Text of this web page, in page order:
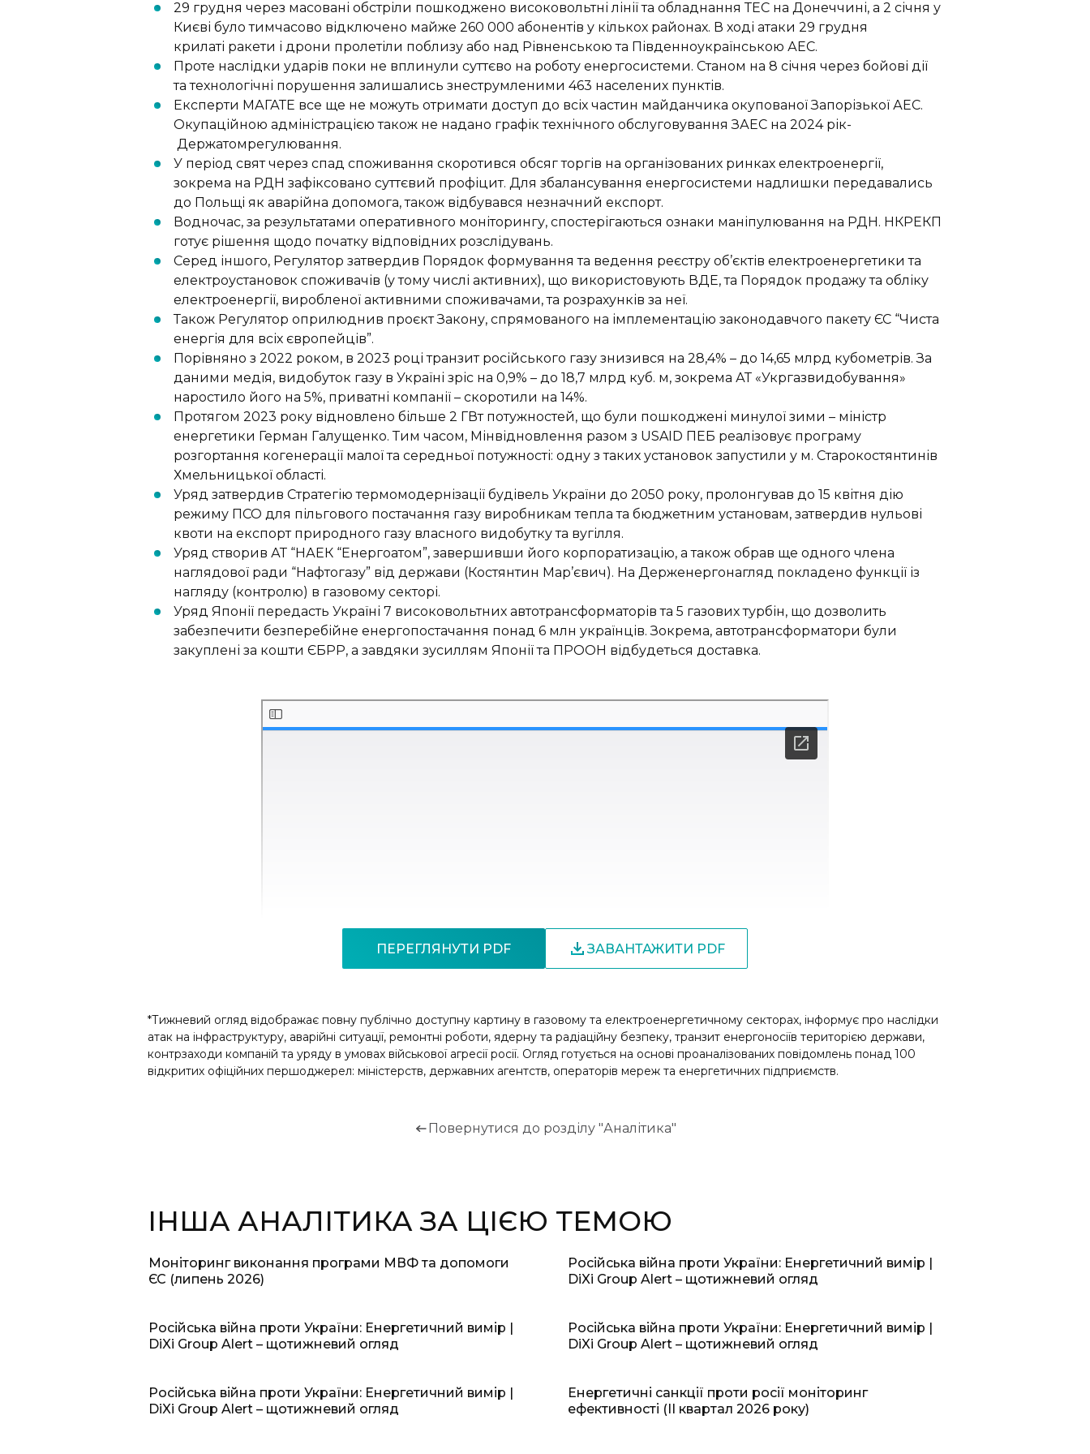
29 грудня через масовані обстріли пошкоджено високовольтні лінії та обладнання ТЕС на Донеччині, а 2 січня у
Києві було тимчасово відключено майже 260 000 абонентів у кількох районах. В ході атаки 29 грудня
крилаті ракети і дрони пролетіли поблизу або над Рівненською та Південноукраїнською АЕС.
Проте наслідки ударів поки не вплинули суттєво на роботу енергосистеми. Станом на 8 січня через бойові дії
та технологічні порушення залишались знеструмленими 463 населених пунктів.
Експерти МАГАТЕ все ще не можуть отримати доступ до всіх частин майданчика окупованої Запорізької АЕС.
Окупаційною адміністрацією також не надано графіктехнічного обслуговуванняЗАЕС на 2024 рік-
Держатомрегулювання.
У період свят через спад споживання скоротився обсяг торгів на організованих ринках електроенергії,
зокрема на РДН зафіксовано суттєвий профіцит. Для збалансування енергосистеми надлишки передавались
до Польщі як аварійна допомога, також відбувався незначний експорт.
Водночас, за результатами оперативного моніторингу, спостерігаються ознаки маніпулювання на РДН. НКРЕКП
готує рішення щодо початку відповідних розслідувань.
Серед іншого, Регулятор затвердив Порядок формування та ведення реєстру об’єктів електроенергетики та
електроустановок споживачів (у тому числі активних), що використовують ВДЕ, та Порядок продажу та обліку
електроенергії, виробленої активними споживачами, та розрахунків за неї.
Також Регулятор оприлюднив проєкт Закону, спрямованого на імплементацію законодавчого пакету ЄС “Чиста
енергія для всіх європейців”.
Порівняно з 2022 роком, в 2023 році транзит російського газу знизився на 28,4% – до 14,65 млрд кубометрів. За
даними медія, видобуток газу в Україні зріс на 0,9% – до 18,7 млрд куб. м, зокрема АТ «Укргазвидобування»
наростило його на 5%, приватні компанії – скоротили на 14%.
Протягом 2023 року відновлено більше 2 ГВт потужностей, що були пошкоджені минулої зими – міністр
енергетики Герман Галущенко. Тим часом, Мінвідновлення разом з USAID ПЕБ реалізовує програму
розгортання когенерації малої та середньої потужності: одну з таких установок запустили у м. Старокостянтинів
Хмельницької області.
Уряд затвердив Стратегію термомодернізації будівель України до 2050 року, пролонгував до 15 квітня дію
режиму ПСО для пільгового постачання газу виробникам тепла та бюджетним установам, затвердив нульові
квоти на експорт природного газу власного видобутку та вугілля.
Уряд створив АТ “НАЕК “Енергоатом”, завершивши його корпоратизацію, атакож обрав ще одного члена
наглядової ради “Нафтогазу” від держави (Костянтин Мар’євич). На Держенергонагляд покладено функції із
нагляду (контролю) в газовому секторі.
Уряд Японії передасть Україні 7 високовольтних автотрансформаторів та 5 газових турбін, що дозволить
забезпечити безперебійне енергопостачання понад 6 млн українців. Зокрема, автотрансформатори були
закуплені за кошти ЄБРР, а завдяки зусиллям Японії та ПРООН відбудеться доставка.
ПЕРЕГЛЯНУТИ PDF ЗАВАНТАЖИТИ PDF
*Тижневий огляд відображає повну публічно доступну картину в газовому та електроенергетичному секторах, інформує про наслідки
атак на інфраструктуру, аварійні ситуації, ремонтні роботи, ядерну та радіаційну безпеку, транзит енергоносіїв територією держави,
контрзаходи компаній та уряду в умовах військової агресії росії. Огляд готується на основі проаналізованих повідомлень понад 100
відкритих офіційних першоджерел: міністерств, державних агентств, операторів мереж та енергетичних підприємств.
Повернутися до розділу "Аналітика"
ІНША АНАЛІТИКА ЗА ЦІЄЮ ТЕМОЮ
Моніторинг виконання програми МВФ та допомоги
ЄС (липень 2026)
Російська війна проти України: Енергетичний вимір |
DiXi Group Alert – щотижневий огляд
Російська війна проти України: Енергетичний вимір |
DiXi Group Alert – щотижневий огляд
Російська війна проти України: Енергетичний вимір |
DiXi Group Alert – щотижневий огляд
Російська війна проти України: Енергетичний вимір |
DiXi Group Alert – щотижневий огляд
Енергетичні санкції проти росії моніторинг
ефективності (II квартал 2026 року)